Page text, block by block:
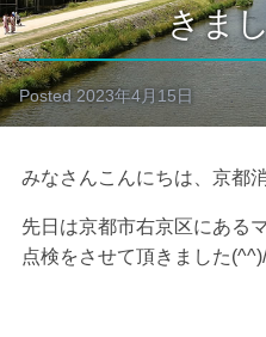
きま
Posted2023年4月15日
みなさんこんにちは、京都
先日は京都市右京区にある
点検をさせて頂きました(^^)/